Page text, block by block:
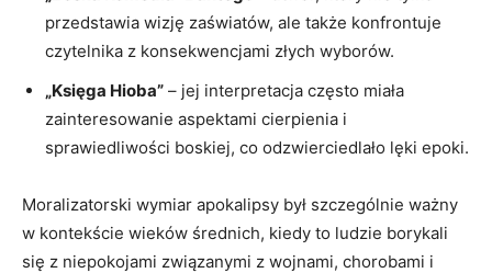
przedstawia⁤ wizję‍ zaświatów, ale także konfrontuje
czytelnika z konsekwencjami złych‌ wyborów.
„Księga Hioba” – jej interpretacja często ‌miała
zainteresowanie aspektami cierpienia i
sprawiedliwości boskiej, co odzwierciedlało lęki epoki.
Moralizatorski wymiar apokalipsy był szczególnie ważny
w kontekście wieków średnich, kiedy to ludzie borykali‍
się z niepokojami związanymi z wojnami, chorobami i